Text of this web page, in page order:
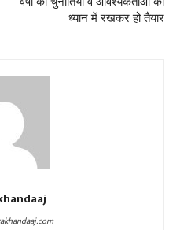
ध्यान में रखकर हो तैयार